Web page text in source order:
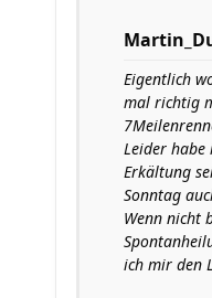
Eigentlich
mal richtig
Leider habe
Erkältung
Sonntag
Wenn nicht
ich mir den